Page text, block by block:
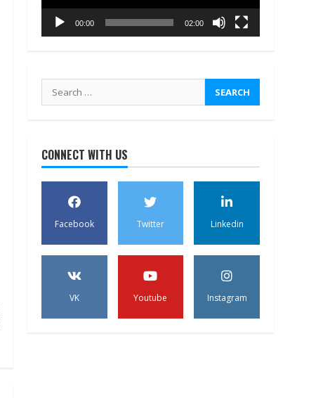
00:00 02:00
Search
for:
CONNECT WITH US
Facebook Twitter Linkedin
VK Youtube Instagram